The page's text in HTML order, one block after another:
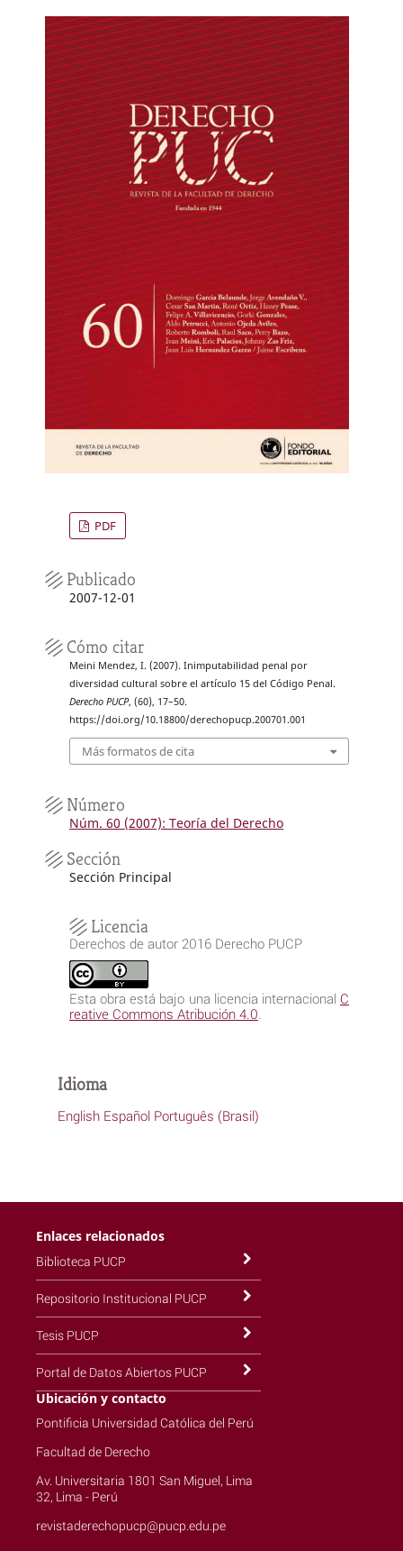
PDF
Publicado
2007-12-01
Cómo citar
Meini Mendez, I. (2007). Inimputabilidad penal por
diversidad cultural sobre el artículo 15 del Código Penal.
Derecho PUCP, (60), 17–50.
https://doi.org/10.18800/derechopucp.200701.001
Más formatos de cita
Número
Núm. 60 (2007): Teoría del Derecho
Sección
Sección Principal
Licencia
Derechos de autor 2016 Derecho PUCP
Esta obra está bajo una licencia internacional C
reative Commons Atribución 4.0.
Idioma
English Español Português (Brasil)
Enlaces relacionados
Biblioteca PUCP
Repositorio Institucional PUCP
Tesis PUCP
Portal de Datos Abiertos PUCP
Ubicación y contacto
Pontificia Universidad Católica del Perú
Facultad de Derecho
Av. Universitaria 1801 San Miguel, Lima
32, Lima - Perú
revistaderechopucp@pucp.edu.pe